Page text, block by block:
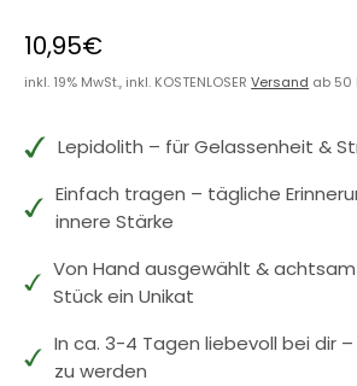
10,95€
inkl. 19% MwSt., inkl. KOSTENLOSERVersand ab 50
Lepidolith – für Gelassenheit &
Einfach tragen – tägliche
innere Stärke
Von Hand ausgewählt &
Stück ein Unikat
In ca. 3-4 Tagen liebevoll bei dir
zu werden